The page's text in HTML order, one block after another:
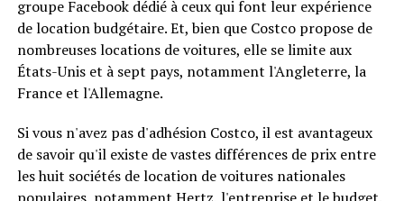
groupe Facebook dédié à ceux qui font leur expérience
de location budgétaire. Et, bien que Costco propose de
nombreuses locations de voitures, elle se limite aux
États-Unis et à sept pays, notamment l'Angleterre, la
France et l'Allemagne.
Si vous n'avez pas d'adhésion Costco, il est avantageux
de savoir qu'il existe de vastes différences de prix entre
les huit sociétés de location de voitures nationales